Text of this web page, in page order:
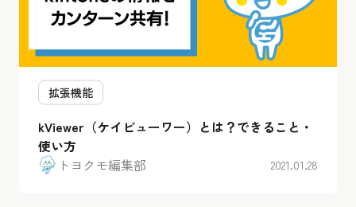
拡張機能
kViewer（ケイビューワー）とは？できること・
使い方
トヨクモ編集部
2021.01.28